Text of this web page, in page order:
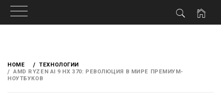
content
HOME
ТЕХНОЛОГИИ
AMD RYZEN AI 9 HX 370: РЕВОЛЮЦИЯ В МИРЕ ПРЕМИУМ-
НОУТБУКОВ